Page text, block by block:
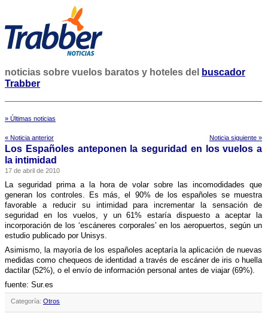
noticias sobre vuelos baratos y hoteles del
buscador
Trabber
» Últimas noticias
« Noticia anterior Noticia siguiente »
Los Españoles anteponen la seguridad en los vuelos a
la intimidad
17 de abril de 2010
La seguridad prima a la hora de volar sobre las incomodidades que
generan los controles. Es más, el 90% de los españoles se muestra
favorable a reducir su intimidad para incrementar la sensación de
seguridad en los vuelos, y un 61% estarí­a dispuesto a aceptar la
incorporación de los ‘escáneres corporales’ en los aeropuertos, según un
estudio publicado por Unisys.
Asimismo, la mayorí­a de los españoles aceptarí­a la aplicación de nuevas
medidas como chequeos de identidad a través de escáner de iris o huella
dactilar (52%), o el enví­o de información personal antes de viajar (69%).
fuente: Sur.es
Categoría: Otros